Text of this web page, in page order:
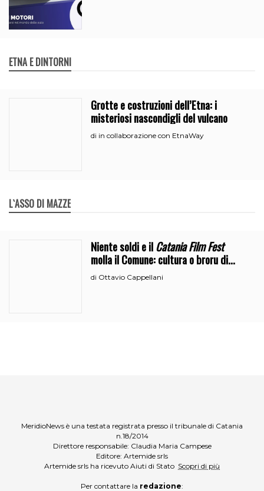
ETNA E DINTORNI
Grotte e costruzioni dell’Etna: i
misteriosi nascondigli del vulcano
di in collaborazione con EtnaWay
L`ASSO DI MAZZE
Niente soldi e ilCatania Film Fest
molla il Comune: cultura o broru di
ciciri?
di Ottavio Cappellani
MeridioNews è una testata registrata presso il tribunale di Catania
n.18/2014
Direttore responsabile: Claudia Maria Campese
Editore: Artemide srls
Artemide srls ha ricevuto Aiuti di Stato Scopri di più
Per contattare la redazione: